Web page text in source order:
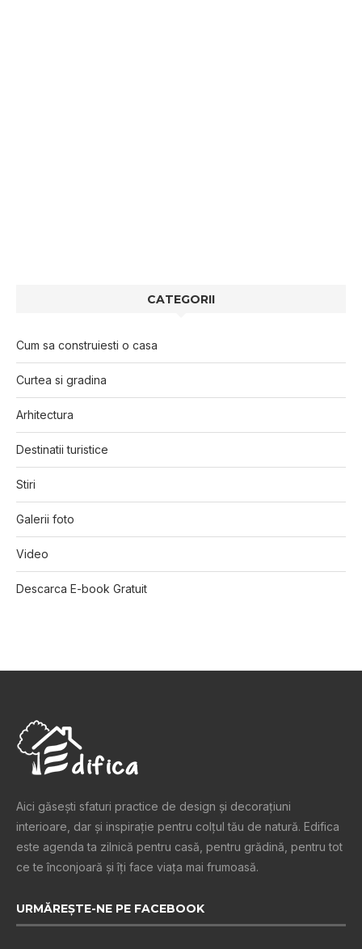
CATEGORII
Cum sa construiesti o casa
Curtea si gradina
Arhitectura
Destinatii turistice
Stiri
Galerii foto
Video
Descarca E-book Gratuit
Aici găsești sfaturi practice de design şi decoraţiuni
interioare, dar și inspiraţie pentru colţul tău de natură. Edifica
este agenda ta zilnică pentru casă, pentru grădină, pentru tot
ce te înconjoară şi îţi face viaţa mai frumoasă.
URMĂREȘTE-NE PE FACEBOOK